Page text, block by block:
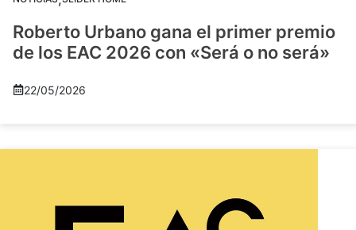
Roberto Urbano gana el primer premio
de los EAC 2026 con «Será o no será»
22/05/2026